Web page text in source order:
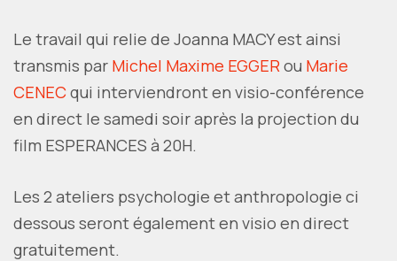
Le travail qui relie de Joanna MACY est ainsi
transmis par Michel Maxime EGGER ou Marie
CENEC qui interviendront en visio-conférence
en direct le samedi soir après la projection du
film ESPERANCES à 20H.
Les 2 ateliers psychologie et anthropologie ci
dessous seront également en visio en direct
gratuitement.